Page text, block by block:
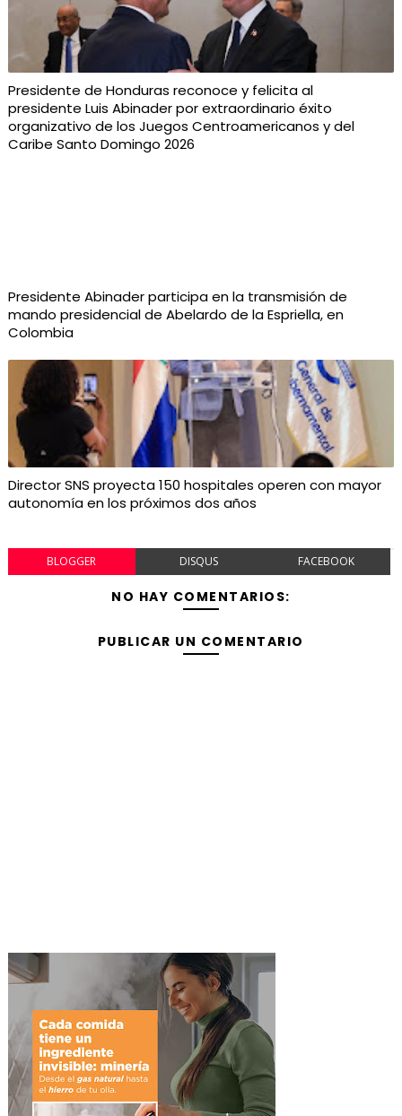
Presidente de Honduras reconoce y felicita al
presidente Luis Abinader por extraordinario éxito
organizativo de los Juegos Centroamericanos y del
Caribe Santo Domingo 2026
Presidente Abinader participa en la transmisión de
mando presidencial de Abelardo de la Espriella, en
Colombia
Director SNS proyecta 150 hospitales operen con mayor
autonomía en los próximos dos años
BLOGGER DISQUS FACEBOOK
NO HAY COMENTARIOS:
PUBLICAR UN COMENTARIO